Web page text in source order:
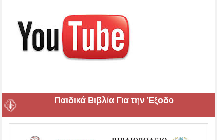
Παιδικά Βιβλία Για την Έξοδο